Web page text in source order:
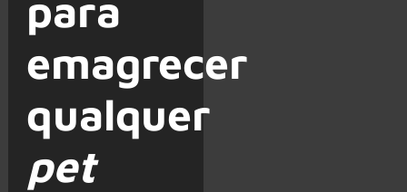
para
emagrecer
qualquer
pet